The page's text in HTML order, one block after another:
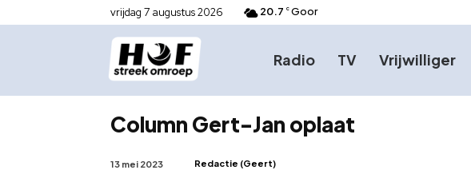
vrijdag 7 augustus 2026 20.7 C Goor
Radio TV Vrijwilliger
Column Gert-Jan oplaat
13 mei 2023 Redactie (Geert)